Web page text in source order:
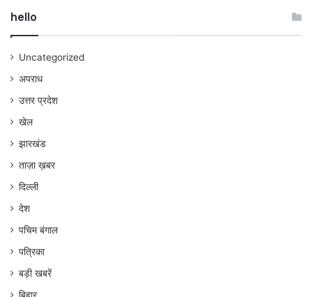
hello
Uncategorized
अपराध
उत्तर प्रदेश
खेल
झारखंड
ताज़ा ख़बर
दिल्ली
देश
पचिम बंगाल
पत्रिका
बड़ी खबरें